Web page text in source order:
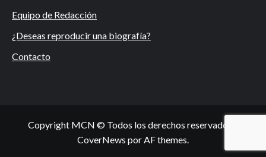
Equipo de Redacción
¿Deseas reproducir una biografía?
Contacto
Copyright MCN © Todos los derechos reservados.
CoverNews por AF themes.